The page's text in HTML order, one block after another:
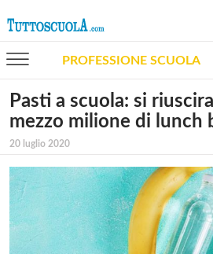
PROFESSIONE SCUOLA
Pasti a scuola: si
mezzo milione di lunch
20 luglio 2020